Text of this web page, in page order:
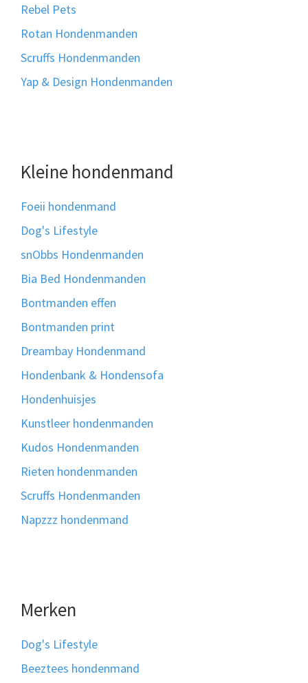
Rebel Pets
Rotan Hondenmanden
Scruffs Hondenmanden
Yap & Design Hondenmanden
Kleine hondenmand
Foeii hondenmand
Dog's Lifestyle
snObbs Hondenmanden
Bia Bed Hondenmanden
Bontmanden effen
Bontmanden print
Dreambay Hondenmand
Hondenbank & Hondensofa
Hondenhuisjes
Kunstleer hondenmanden
Kudos Hondenmanden
Rieten hondenmanden
Scruffs Hondenmanden
Napzzz hondenmand
Merken
Dog's Lifestyle
Beeztees hondenmand